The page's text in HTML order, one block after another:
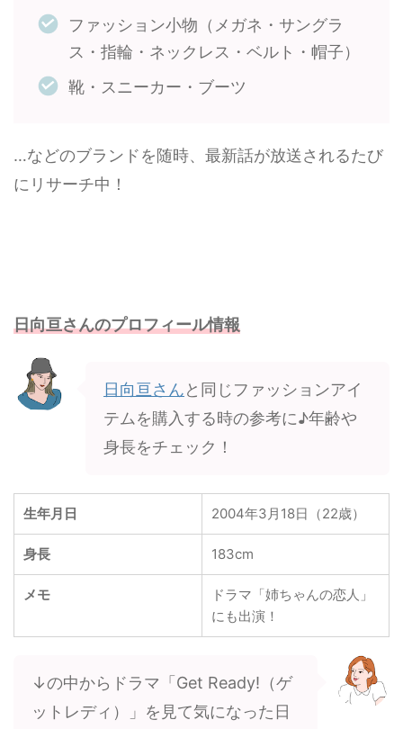
ファッション小物（メガネ・サングラ
ス・指輪・ネックレス・ベルト・帽子）
靴・スニーカー・ブーツ
…などのブランドを随時、最新話が放送されるたび
にリサーチ中！
日向亘さんのプロフィール情報
日向亘さんと同じファッションアイ
テムを購入する時の参考に♪年齢や
身長をチェック！
生年月日 2004年3月18日（22歳）
身長 183cm
メモ
ドラマ「姉ちゃんの恋人」
にも出演！
↓の中からドラマ「Get Ready!（ゲ
ットレディ）」を見て気になった日